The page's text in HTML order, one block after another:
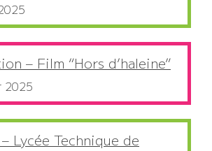
– Film “Hors d’haleine”
2025
Lycée Technique de